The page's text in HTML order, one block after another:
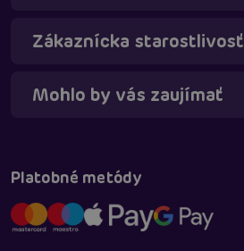
Zákaznícka starostlivosť
Mohlo by vás zaujímať
Platobné metódy